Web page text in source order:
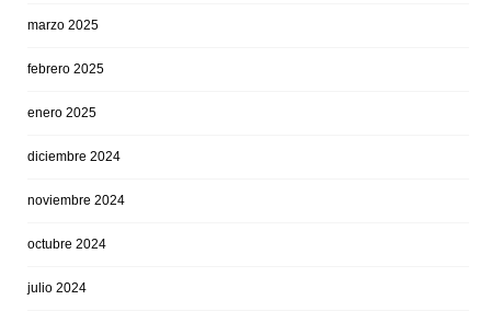
marzo 2025
febrero 2025
enero 2025
diciembre 2024
noviembre 2024
octubre 2024
julio 2024